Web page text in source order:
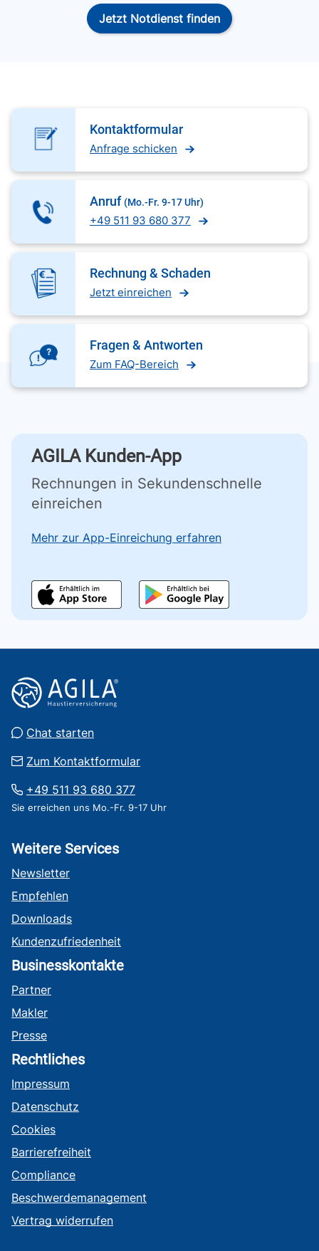
Jetzt Notdienst finden
Kontaktformular
Anfrage schicken
Anruf (Mo.-Fr. 9-17 Uhr)
+49 511 93 680 377
Rechnung & Schaden
Jetzt einreichen
Fragen & Antworten
Zum FAQ-Bereich
AGILA Kunden-App
Rechnungen in Sekundenschnelle
einreichen
Mehr zur App-Einreichung erfahren